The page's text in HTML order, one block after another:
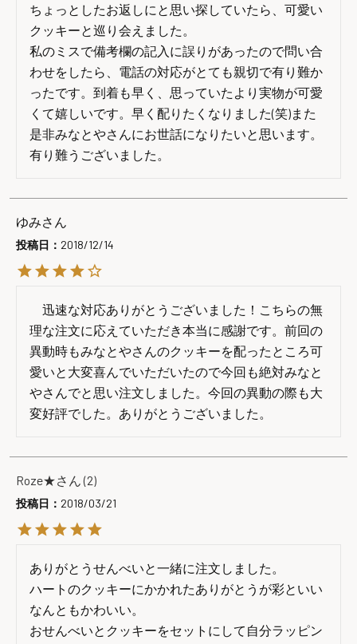
ちょっとしたお返しにと思い探していたら、可愛い
クッキーと巡り会えました。
私のミスで備考欄の記入に誤りがあったので問い合
わせをしたら、電話の対応がとても親切で有り難か
ったです。到着も早く、思っていたより実物が可愛
くて嬉しいです。早く配りたくなりました(笑)また
是非みなとやさんにお世話になりたいと思います。
有り難うございました。
ゆみ
投稿日 2018/12/14
迅速な対応ありがとうございました！こちらの無
理な注文に応えていただき本当に感謝です。前回の
異動時もみなとやさんのクッキーを配ったところ可
愛いと大変喜んでいただいたので今回も絶対みなと
やさんでと思い注文しました。今回の異動の際も大
変好評でした。ありがとうございました。
Roze★ 2
投稿日 2018/03/21
ありがとうせんべいと一緒に注文しました。
ハートのクッキーにかかれたありがとうが彩といい
なんともかわいい。
おせんべいとクッキーをセットにして自分ラッピン